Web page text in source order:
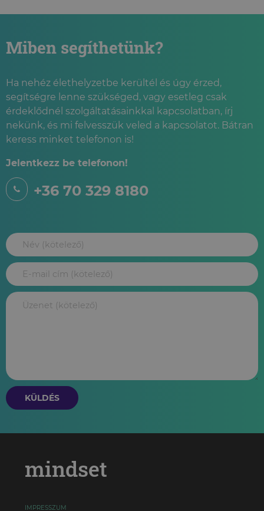
Miben segíthetünk?
Ha nehéz élethelyzetbe kerültél és úgy érzed,
segítségre lenne szükséged, vagy esetleg csak
érdeklődnél szolgáltatásainkkal kapcsolatban, írj
nekünk, és mi felvesszük veled a kapcsolatot. Bátran
keress minket telefonon is!
Jelentkezz be telefonon!
+36 70 329 8180
KÜLDÉS
mindset
IMPRESSZUM